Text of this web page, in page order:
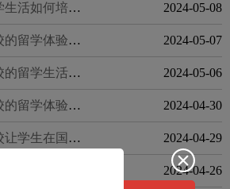
加拿大国际学校的留学生活如何培养学生的自信心和独立思考能力 2024-05-08
新加坡加拿大国际学校的留学体验中结交来自全球各地的朋友和同学 2024-05-07
新加坡加拿大国际学校的留学生活中，学生享受高品质的教育资源和服务 2024-05-06
新加坡加拿大国际学校的留学体验中体验多元文化和国际化的学习环境 2024-04-30
新加坡加拿大国际学校让学生在国际化的环境中成长 2024-04-29
2024-04-26